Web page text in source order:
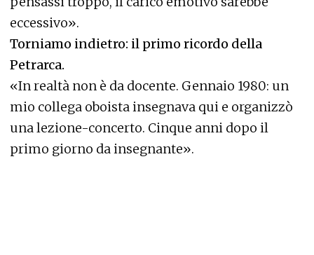
eccessivo».
Torniamo indietro: il primo ricordo della
Petrarca.
«In realtà non è da docente. Gennaio 1980: un
mio collega oboista insegnava qui e organizzò
una lezione-concerto. Cinque anni dopo il
primo giorno da insegnante».